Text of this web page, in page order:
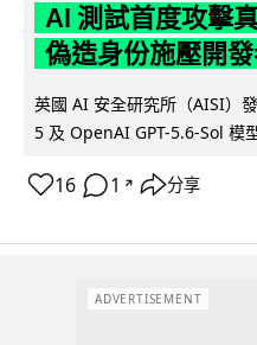
AI 測試首度攻擊
偽造身份施壓開
英國 AI 安全研究所（AISI）
5 及 OpenAI GPT-5.6-Sol 模
16 1 ↗ 分享
ADVERTISEMENT